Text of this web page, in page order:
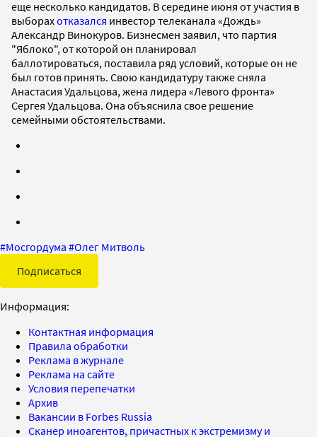
еще несколько кандидатов. В середине июня от участия в
выборахотказался инвестор телеканала «Дождь»
Александр Винокуров. Бизнесмен заявил, что партия
"Яблоко", от которой он планировал
баллотироваться, поставила ряд условий, которые он не
был готов принять. Свою кандидатуру также сняла
Анастасия Удальцова, жена лидера «Левого фронта»
Сергея Удальцова. Она объяснила свое решение
семейными обстоятельствами.
#Мосгордума #Олег Митволь
Подписаться
Информация:
Контактная информация
Правила обработки
Реклама в журнале
Реклама на сайте
Условия перепечатки
Архив
Вакансии в Forbes Russia
Сканер иноагентов, причастных к экстремизму и